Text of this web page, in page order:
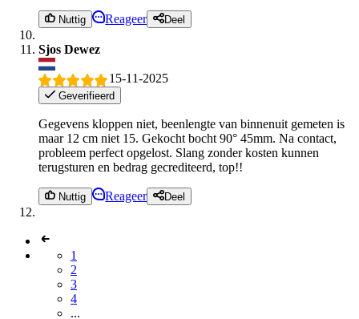
Nuttig Reageer Deel
Sjos Dewez
15-11-2025
Geverifieerd
Gegevens kloppen niet, beenlengte van binnenuit gemeten is
maar 12 cm niet 15. Gekocht bocht 90° 45mm. Na contact,
probleem perfect opgelost. Slang zonder kosten kunnen
terugsturen en bedrag gecrediteerd, top!!
Nuttig Reageer Deel
1
2
3
4
...